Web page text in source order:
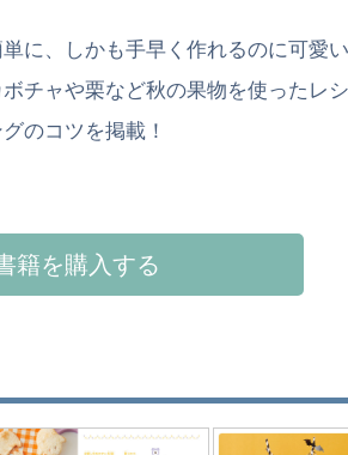
に、しかも手早く作れるのに可愛
チャや栗など秋の果物を使ったレ
のコツを掲載！
籍を購入する